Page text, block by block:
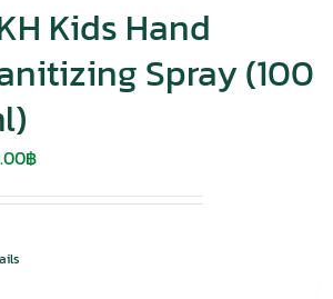
Kids Hand
Spray (100
฿